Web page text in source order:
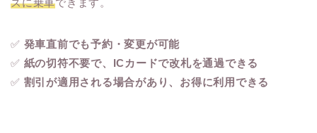
ズに乗車できます。
✅ 発車直前でも予約・変更が可能
✅ 紙の切符不要で、ICカードで改札を通過できる
✅ 割引が適用される場合があり、お得に利用できる